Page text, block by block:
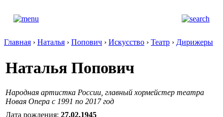
Главная › Наталья › Попович › Искусство › Театр › Дирижеры
Наталья Попович
Народная артистка России, главный хормейстер театра
Новая Опера с 1991 по 2017 год
Дата рождения: 27.02.1945